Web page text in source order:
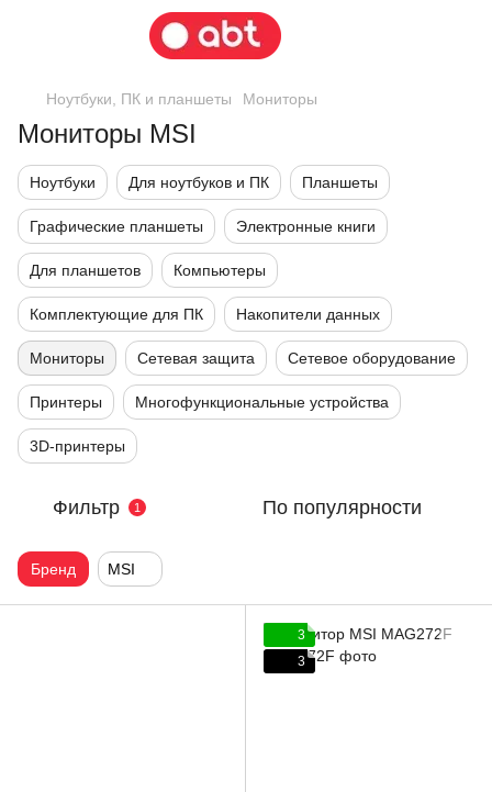
Ноутбуки, ПК и планшеты Мониторы
Мониторы MSI
Ноутбуки Для ноутбуков и ПК Планшеты
Графические планшеты Электронные книги
Для планшетов Компьютеры
Комплектующие для ПК Накопители данных
Мониторы Сетевая защита Сетевое оборудование
Принтеры Многофункциональные устройства
3D-принтеры
Фильтр 1 По популярности
Бренд MSI
3
3